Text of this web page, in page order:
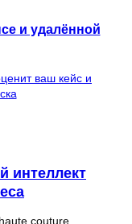
и удалённой
ваш кейс и
интеллект